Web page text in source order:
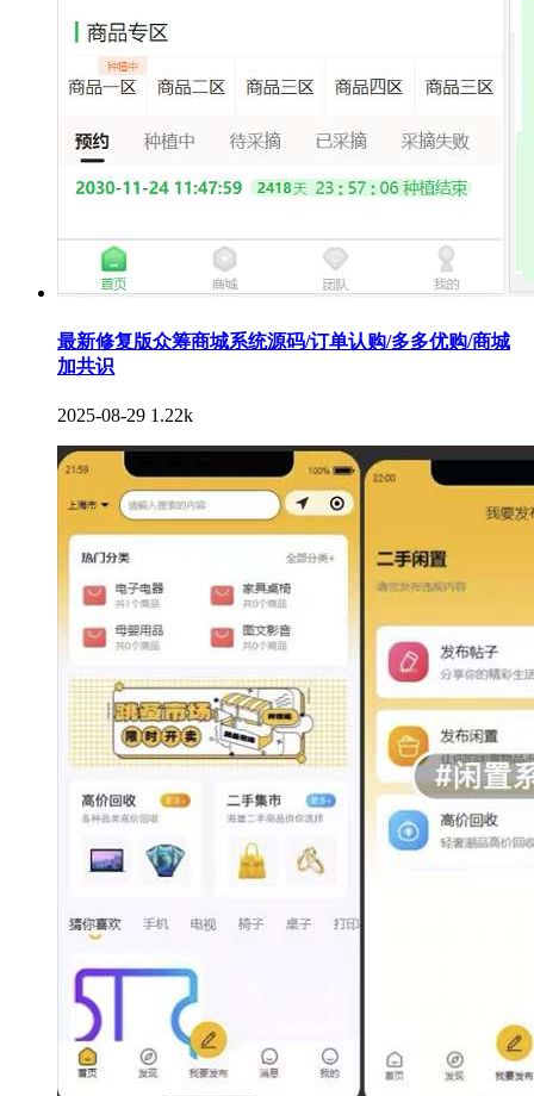
最新修复版众筹商城系统源码/订单认购/多多优购/商城
加共识
2025-08-29 1.22k